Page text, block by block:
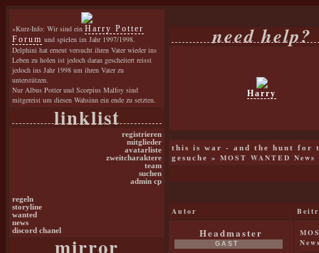
»Kurz-Info: Wir sind ein Harry Potter
Forum und spielen im Jahr 1997/1998.
Delphini hat erneut versucht ihren Vater wieder ins
Leben zu holen ist jedoch daran gescheitert reisst
jedoch ins Jahr 1998 um ihren Vater zu
unterstützen.
Nur Albus Potter und Scorpius Malfoy sind
mitgereist um diesen Wahsinn ein ende zu setzten.
linklist
registrieren
mitglieder
avatarliste
zweitcharaktere
team
suchen
admin cp
regeln
storyline
wanted
news
discord chanel
mirror
need help?
Harry
this is war - and the hunt for
gesuche
» MOST WANTED News
Autor
Headmaster
GAST